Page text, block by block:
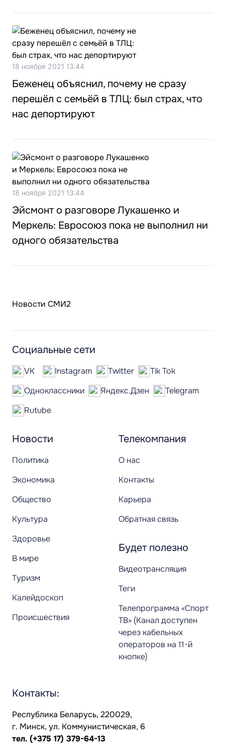
18 ноября 2021 13:44
Беженец объяснил, почему не сразу
перешёл с семьёй в ТЛЦ: был страх, что
нас депортируют
18 ноября 2021 13:44
Эйсмонт о разговоре Лукашенко и
Меркель: Евросоюз пока не выполнил ни
одного обязательства
Новости СМИ2
Новости
Политика
Экономика
Общество
Культура
Здоровье
В мире
Туризм
Калейдоскоп
Происшествия
Телекомпания
О нас
Контакты
Карьера
Обратная связь
Будет полезно
Видеотрансляция
Теги
Телепрограмма «Спорт
ТВ» (Канал доступен
через кабельных
операторов на 11-й
кнопке)
Социальные сети
VK Instagram Twitter
Tik Tok
Одноклассники
Яндекс.Дзен
Telegram
Rutube
Контакты:
Республика Беларусь, 220029,
г. Минск, ул. Коммунистическая, 6
тел. (+375 17) 379-64-13